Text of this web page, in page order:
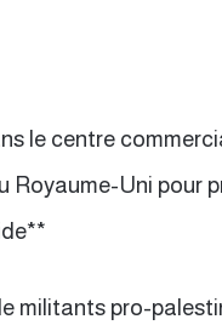
le centre
Royaume-Uni pour
militants pro-